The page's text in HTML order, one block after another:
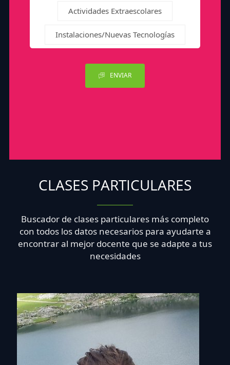
Actividades Extraescolares
Instalaciones/Nuevas Tecnologías
ENVIAR
CLASES PARTICULARES
Buscador de clases particulares más completo
con todos los datos necesarios para ayudarte a
encontrar al mejor docente que se adapte a tus
necesidades